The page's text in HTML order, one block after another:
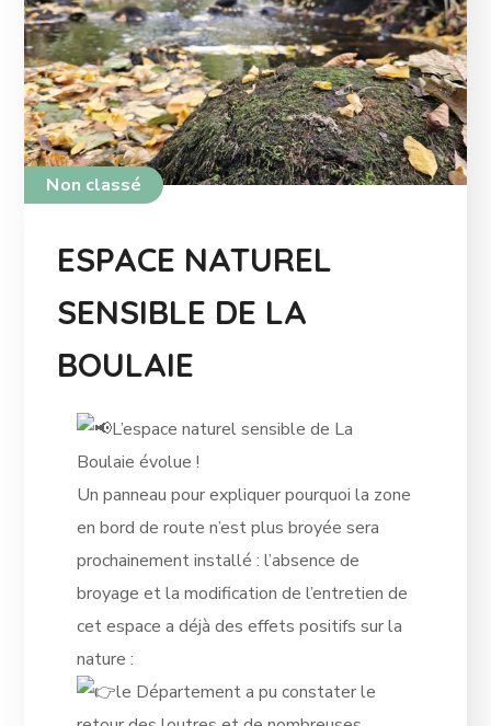
Non classé
ESPACE NATUREL
SENSIBLE DE LA
BOULAIE
L’espace naturel sensible de La
Boulaie évolue !
Un panneau pour expliquer pourquoi la zone
en bord de route n’est plus broyée sera
prochainement installé : l’absence de
broyage et la modification de l’entretien de
cet espace a déjà des effets positifs sur la
nature :
le Département a pu constater le